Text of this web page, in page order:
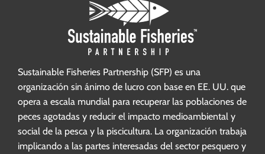
Sustainable Fisheries Partnership (SFP) es una
organización sin ánimo de lucro con base en EE. UU. que
opera a escala mundial para recuperar las poblaciones de
peces agotadas y reducir el impacto medioambiental y
social de la pesca y la piscicultura. La organización trabaja
implicando a las partes interesadas del sector pesquero y